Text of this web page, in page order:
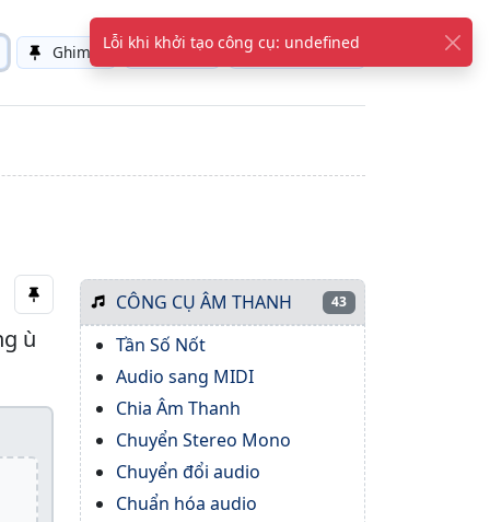
Ghim Sáng Tiếng Việt
ù
CÔNG CỤ ÂM THANH 43
Tần Số Nốt
Audio sang MIDI
Chia Âm Thanh
Chuyển Stereo Mono
Chuyển đổi audio
Chuẩn hóa audio